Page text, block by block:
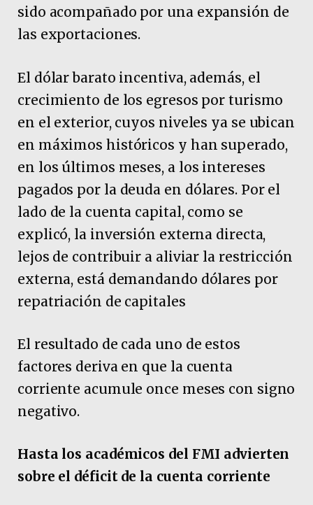
sido acompañado por una expansión de
las exportaciones.
El dólar barato incentiva, además, el
crecimiento de los egresos por turismo
en el exterior, cuyos niveles ya se ubican
en máximos históricos y han superado,
en los últimos meses, a los intereses
pagados por la deuda en dólares. Por el
lado de la cuenta capital, como se
explicó, la inversión externa directa,
lejos de contribuir a aliviar la restricción
externa, está demandando dólares por
repatriación de capitales
El resultado de cada uno de estos
factores deriva en que la cuenta
corriente acumule once meses con signo
negativo.
Hasta los académicos del FMI advierten
sobre el déficit de la cuenta corriente